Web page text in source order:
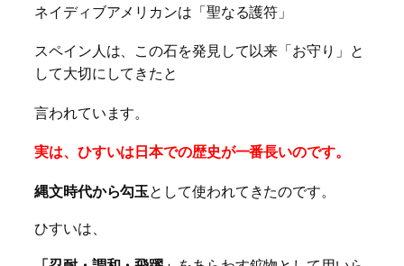
ネイディブアメリカンは「聖なる護符」
スペイン人は、この石を発見して以来「お守り」と
して大切にしてきたと
言われています。
実は、ひすいは日本での歴史が一番長いのです。
縄文時代から勾玉として使われてきたのです。
ひすいは、